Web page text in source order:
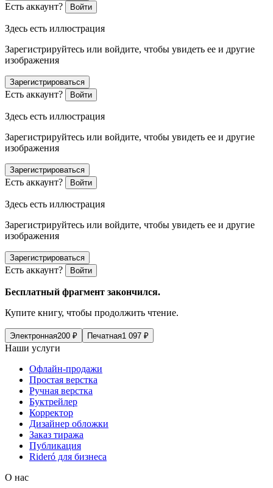
Есть аккаунт? Войти
Здесь есть иллюстрация
Зарегистрируйтесь или войдите, чтобы увидеть ее и другие
изображения
Зарегистрироваться
Есть аккаунт? Войти
Здесь есть иллюстрация
Зарегистрируйтесь или войдите, чтобы увидеть ее и другие
изображения
Зарегистрироваться
Есть аккаунт? Войти
Здесь есть иллюстрация
Зарегистрируйтесь или войдите, чтобы увидеть ее и другие
изображения
Зарегистрироваться
Есть аккаунт? Войти
Бесплатный фрагмент закончился.
Купите книгу, чтобы продолжить чтение.
Электронная200 ₽ Печатная1 097 ₽
Наши услуги
Офлайн-продажи
Простая верстка
Ручная верстка
Буктрейлер
Корректор
Дизайнер обложки
Заказ тиража
Публикация
Rideró для бизнеса
О нас